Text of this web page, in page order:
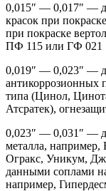
0,015″ — 0,017″ —
красок при
при покраске
ПФ 115 или ГФ 021
0,019″ — 0,023″ —
антикоррозионных
типа (Цинол,
Атсратек),
0,023″ — 0,031″ —
металла,
Огракс, Уникум,
данными соплами
например,